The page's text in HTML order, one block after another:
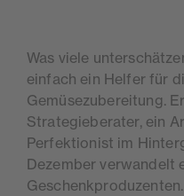
Was viele
einfach ein Helfer für
Gemüsezubereitung.
Strategieberater, ein
Perfektionist im
Dezember verwandelt